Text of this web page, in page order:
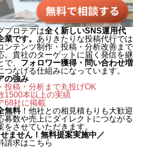
プロテアは全く新しいSNS運用代
です。 ありきたりな投稿代行では
ンテンツ制作・投稿・分析改善まで
。貴社のターゲットに届く発信を継
、 フォロワー獲得・問い合わせ増
つなげる仕組みになっています。
の強み
投稿・分析まで丸投げOK
1500本以上の実績
68社に掲載
無料！他社との相見積もりも大歓迎
募数や売上にダイレクトにつながる
をさせていただきます。
ません！無料提案実施中／
請求はこちら